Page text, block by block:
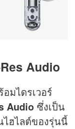
Audio
มไดรเวอร์
Audio ซึ่งเป็น
ไฮไลต์ของรุ่นนี้